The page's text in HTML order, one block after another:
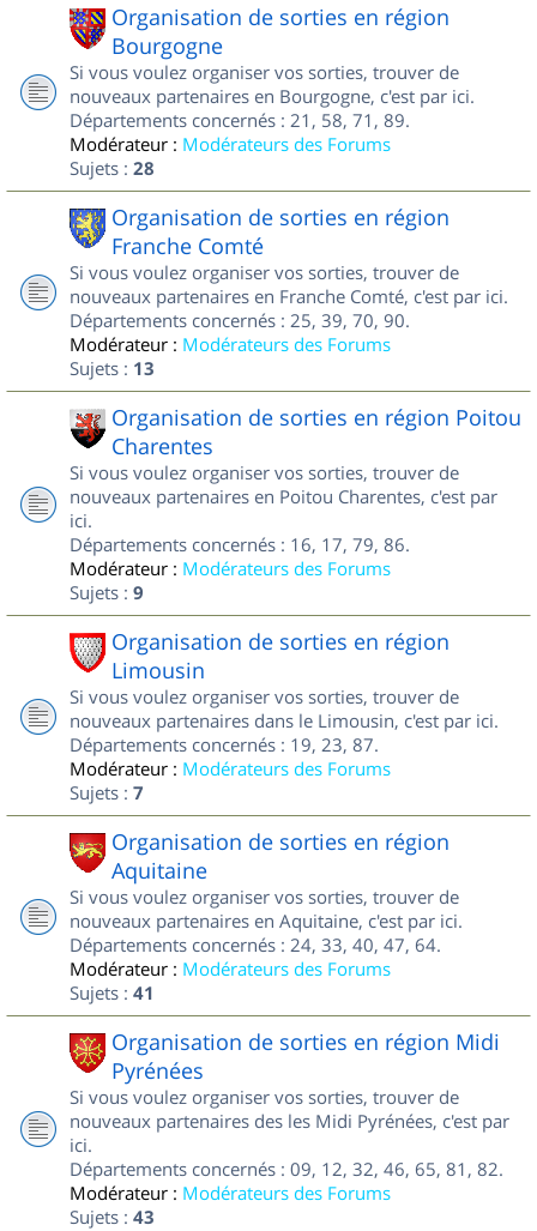
Organisation de sorties en région
Bourgogne
Si vous voulez organiser vos sorties, trouver de
nouveaux partenaires en Bourgogne, c'est par ici.
Départements concernés : 21, 58, 71, 89.
Modérateur : Modérateurs des Forums
Sujets : 28
Organisation de sorties en région
Franche Comté
Si vous voulez organiser vos sorties, trouver de
nouveaux partenaires en Franche Comté, c'est par ici.
Départements concernés : 25, 39, 70, 90.
Modérateur : Modérateurs des Forums
Sujets : 13
Organisation de sorties en région Poitou
Charentes
Si vous voulez organiser vos sorties, trouver de
nouveaux partenaires en Poitou Charentes, c'est par
ici.
Départements concernés : 16, 17, 79, 86.
Modérateur : Modérateurs des Forums
Sujets : 9
Organisation de sorties en région
Limousin
Si vous voulez organiser vos sorties, trouver de
nouveaux partenaires dans le Limousin, c'est par ici.
Départements concernés : 19, 23, 87.
Modérateur : Modérateurs des Forums
Sujets : 7
Organisation de sorties en région
Aquitaine
Si vous voulez organiser vos sorties, trouver de
nouveaux partenaires en Aquitaine, c'est par ici.
Départements concernés : 24, 33, 40, 47, 64.
Modérateur : Modérateurs des Forums
Sujets : 41
Organisation de sorties en région Midi
Pyrénées
Si vous voulez organiser vos sorties, trouver de
nouveaux partenaires des les Midi Pyrénées, c'est par
ici.
Départements concernés : 09, 12, 32, 46, 65, 81, 82.
Modérateur : Modérateurs des Forums
Sujets : 43